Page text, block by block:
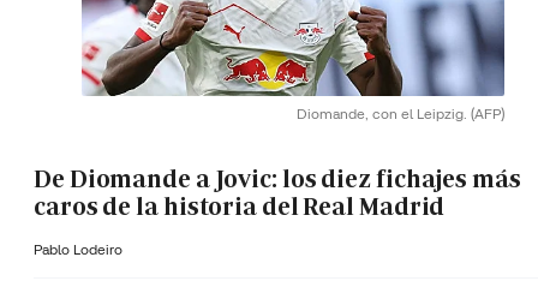
Diomande, con el Leipzig. (AFP)
De Diomande a Jovic: los diez fichajes más
caros de la historia del Real Madrid
Pablo Lodeiro